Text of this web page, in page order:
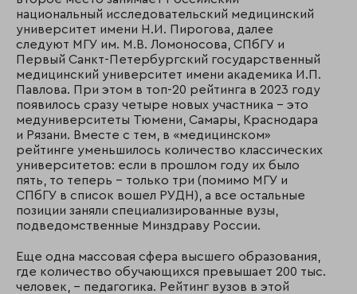
национальный исследовательский медицинский
университет имени Н.И. Пирогова, далее
следуют МГУ им. М.В. Ломоносова, СПбГУ и
Первый Санкт-Петербургский государственный
медицинский университет имени академика И.П.
Павлова. При этом в топ-20 рейтинга в 2023 году
появилось сразу четыре новых участника – это
медуниверситеты Тюмени, Самары, Краснодара
и Рязани. Вместе с тем, в «медицинском»
рейтинге уменьшилось количество классических
университетов: если в прошлом году их было
пять, то теперь – только три (помимо МГУ и
СПбГУ в список вошел РУДН), а все остальные
позиции заняли специализированные вузы,
подведомственные Минздраву России.
Еще одна массовая сфера высшего образования,
где количество обучающихся превышает 200 тыс.
человек, – педагогика. Рейтинг вузов в этой